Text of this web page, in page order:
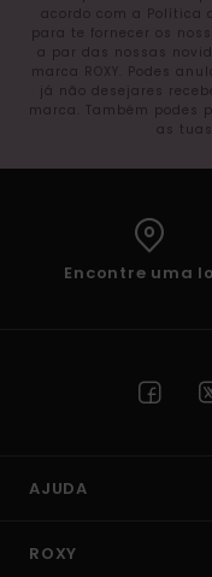
acordo com a Política
para te fornecer os
a par das nossas
marca ROXY. Podes
já não desejares
marca. Também podes
as
Encontre uma
AJUDA
ROXY